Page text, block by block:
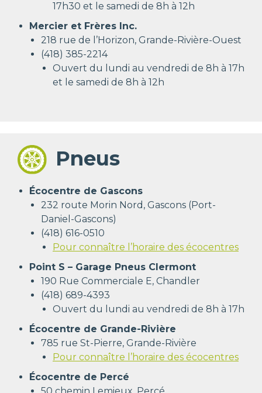
17h30 et le samedi de 8h à 12h
Mercier et Frères Inc.
218 rue de l’Horizon, Grande-Rivière-Ouest
(418) 385-2214
Ouvert du lundi au vendredi de 8h à 17h
et le samedi de 8h à 12h
Pneus
Écocentre de Gascons
232 route Morin Nord, Gascons (Port-
Daniel-Gascons)
(418) 616-0510
Pour connaître l’horaire des écocentres
Point S – Garage Pneus Clermont
190 Rue Commerciale E, Chandler
(418) 689-4393
Ouvert du lundi au vendredi de 8h à 17h
Écocentre de Grande-Rivière
785 rue St-Pierre, Grande-Rivière
Pour connaître l’horaire des écocentres
Écocentre de Percé